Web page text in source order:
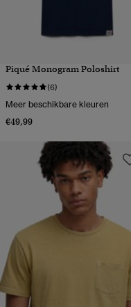
Piqué Monogram Poloshirt
(6)
Meer beschikbare kleuren
€49,99